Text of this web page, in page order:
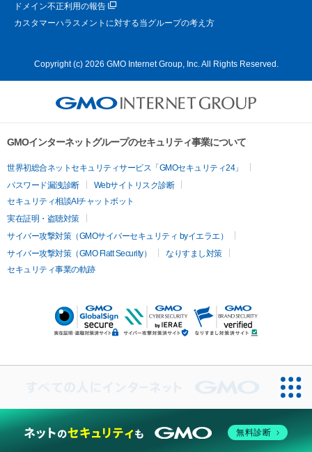
ドメイン不正利用の報告
カスタマーハラスメントに対する当グループの考え方
Copyright (c) 2026 GMO Internet Group, Inc. All Rights Reserved.
GMOインターネットグループのセキュリティ事業について
世界初総合ネットセキュリティサービス「GMOセキュリティ24」
パスワード漏洩診断
Webサイトリスク診断
セキュリティ相談AIチャットボット
実在証明・盗聴対策
サイバー攻撃対策（GMOサイバーセキュリティ byイエラエ）
サイバー攻撃対策（GMO Flatt Security）
なりすまし対策
セキュリティ事業の軌跡
無料診断